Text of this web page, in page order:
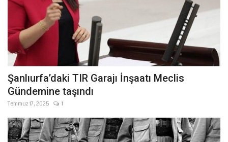
Şanlıurfa’daki TIR Garajı İnşaatı Meclis
Gündemine taşındı
Temmuz 17, 2025 1